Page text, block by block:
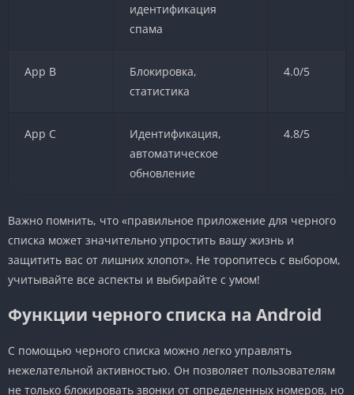
идентификация
спама
App B
Блокировка,
статистика
4.0/5
App C
Идентификация,
автоматическое
обновление
4.8/5
Важно помнить, что «правильное приложение для черного
списка может значительно упростить вашу жизнь и
защитить вас от лишних хлопот». Не торопитесь с выбором,
учитывайте все аспекты и выбирайте с умом!
Функции черного списка на Android
С помощью черного списка можно легко управлять
нежелательной активностью. Он позволяет пользователям
не только блокировать звонки от определенных номеров, но